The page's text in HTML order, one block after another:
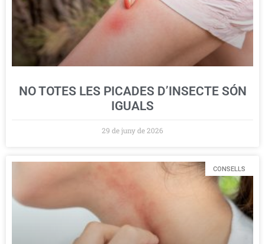
NO TOTES LES PICADES D’INSECTE SÓN
IGUALS
29 de juny de 2026
CONSELLS